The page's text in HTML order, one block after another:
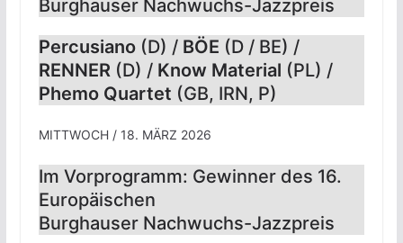
Burghauser Nachwuchs-Jazzpreis
Percusiano (D) / BÖE (D / BE) /
RENNER (D) / Know Material (PL) /
Phemo Quartet (GB, IRN, P)
MITTWOCH / 18. MÄRZ 2026
Im Vorprogramm: Gewinner des 16.
Europäischen
Burghauser Nachwuchs-Jazzpreis